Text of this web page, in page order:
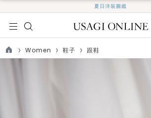
夏日洋裝圖鑑
TOP
Women 鞋子 跟鞋